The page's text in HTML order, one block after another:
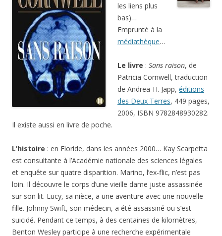
les liens plus
bas)…
Emprunté à la
médiathèque…
Le livre : Sans raison, de
Patricia Cornwell, traduction
de Andrea-H. Japp, éditions
des Deux Terres, 449 pages,
2006, ISBN 9782848930282.
Il existe aussi en livre de poche.
L’histoire : en Floride, dans les années 2000… Kay Scarpetta
est consultante à l’Académie nationale des sciences légales
et enquête sur quatre disparition. Marino, l’ex-flic, n’est pas
loin. Il découvre le corps d’une vieille dame juste assassinée
sur son lit. Lucy, sa nièce, a une aventure avec une nouvelle
fille. Johnny Swift, son médecin, a été assassiné ou s’est
suicidé. Pendant ce temps, à des centaines de kilomètres,
Benton Wesley participe à une recherche expérimentale